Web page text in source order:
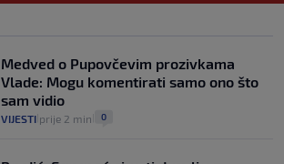
1
Plenković na 15 dana ukine mjere: "Ne bi
se dogodilo ništa. Vlada se zaljubila u te
intervencije"
Medved o Pupovčevim prozivkama
Vlade: Mogu komentirati samo ono što
sam vidio
VIJESTI prije 2 min 0